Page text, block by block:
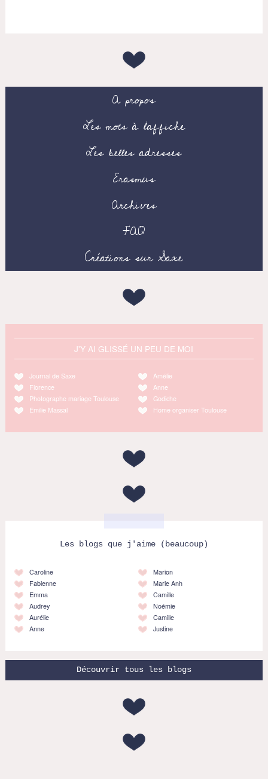
A propos
Les mots à l’affiche
Les belles adresses
Erasmus
Archives
FAQ
Créations sur Saxe
J'Y AI GLISSÉ UN PEU DE MOI
Journal de Saxe
Florence
Photographe mariage Toulouse
Emilie Massal
Amélie
Anne
Godiche
Home organiser Toulouse
Les blogs que j'aime (beaucoup)
Caroline
Fabienne
Emma
Audrey
Aurélie
Anne
Marion
Marie Anh
Camille
Noémie
Camille
Justine
Découvrir tous les blogs